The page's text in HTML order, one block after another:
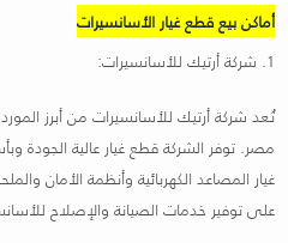
أماكن بيع قطع غيار الأسانسيرات
1. شركة أرتيك للأسانسيرات:
تُعد شركة أرتيك للأسانسيرات من أبرز
مصر. توفر الشركة قطع غيار عالية الجودة
غيار المصاعد الكهربائية وأنظمة الأمان
على توفير خدمات الصيانة والإصلاح